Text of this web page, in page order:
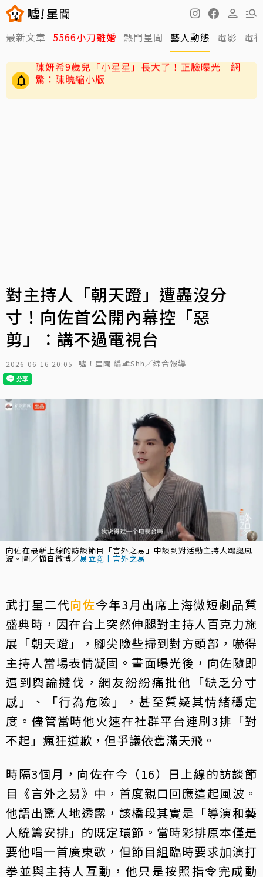
最新文章 5566小刀離婚 熱門星聞 藝人動態 電影 電
與台玻千金結婚12年被爆離婚 小刀認了！證實：
已分開一陣子
陳妍希9歲兒「小星星」長大了！正臉曝光 網
驚：陳曉縮小版
對主持人「朝天蹬」遭轟沒分
寸！向佐首公開內幕控「惡
剪」：講不過電視台
2026-06-16 20:05 噓！星聞 編輯Shh／綜合報導
向佐在最新上線的訪談節目「言外之易」中談到對活動主持人踢腿風
波。圖／擷自微博／易立竞丨言外之易
武打星二代向佐今年3月出席上海微短劇品質
盛典時，因在台上突然伸腿對主持人百克力施
展「朝天蹬」，腳尖險些掃到對方頭部，嚇得
主持人當場表情凝固。畫面曝光後，向佐隨即
遭到輿論撻伐，網友紛紛痛批他「缺乏分寸
感」、「行為危險」，甚至質疑其情緒穩定
度。儘管當時他火速在社群平台連刷3排「對
不起」瘋狂道歉，但爭議依舊滿天飛。
時隔3個月，向佐在今（16）日上線的訪談節
目《言外之易》中，首度親口回應這起風波。
他語出驚人地透露，該橋段其實是「導演和藝
人統籌安排」的既定環節。當時彩排原本僅是
要他唱一首廣東歌，但節目組臨時要求加演打
拳並與主持人互動，他只是按照指令完成動